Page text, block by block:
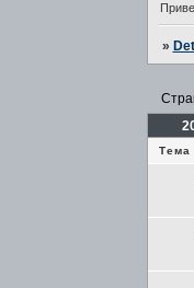
»
Тема